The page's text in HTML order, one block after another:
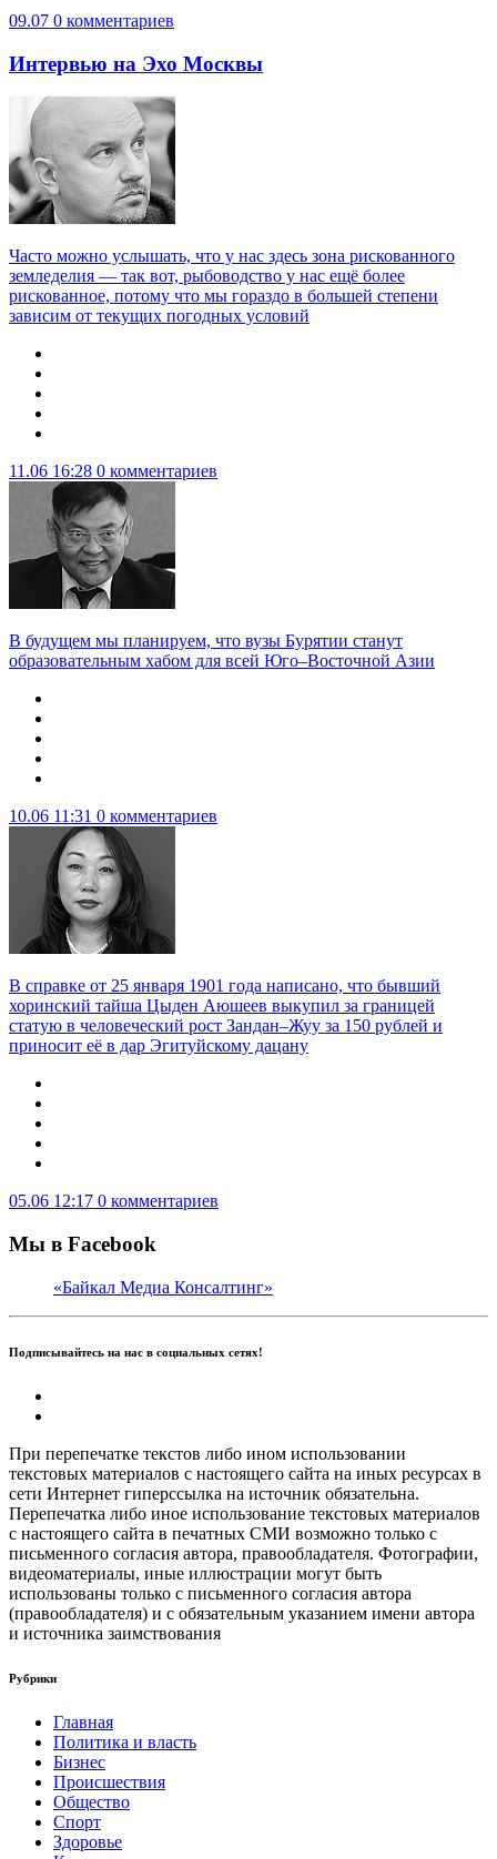
09.07 0 комментариев
Интервью на Эхо Москвы
Часто можно услышать, что у нас здесь зона рискованного
земледелия — так вот, рыбоводство у нас ещё более
рискованное, потому что мы гораздо в большей степени
зависим от текущих погодных условий
11.06 16:28 0 комментариев
В будущем мы планируем, что вузы Бурятии станут
образовательным хабом для всей Юго–Восточной Азии
10.06 11:31 0 комментариев
В справке от 25 января 1901 года написано, что бывший
хоринский тайша Цыден Аюшеев выкупил за границей
статую в человеческий рост Зандан–Жуу за 150 рублей и
приносит её в дар Эгитуйскому дацану
05.06 12:17 0 комментариев
Мы в Facebook
«Байкал Медиа Консалтинг»
Подписывайтесь на нас в социальных сетях!
При перепечатке текстов либо ином использовании
текстовых материалов с настоящего сайта на иных ресурсах в
сети Интернет гиперссылка на источник обязательна.
Перепечатка либо иное использование текстовых материалов
с настоящего сайта в печатных СМИ возможно только с
письменного согласия автора, правообладателя. Фотографии,
видеоматериалы, иные иллюстрации могут быть
использованы только с письменного согласия автора
(правообладателя) и с обязательным указанием имени автора
и источника заимствования
Рубрики
Главная
Политика и власть
Бизнес
Происшествия
Общество
Cпорт
Здоровье